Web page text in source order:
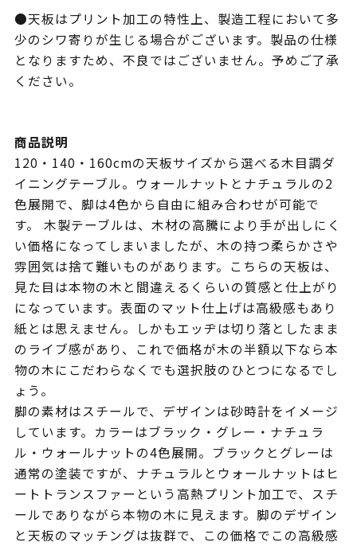
●天板はプリント加工の特性上、製造工程において多
少のシワ寄りが生じる場合がございます。製品の仕様
となりますため、不良ではございません。予めご了承
ください。
商品説明
120・140・160cmの天板サイズから選べる木目調ダ
イニングテーブル。ウォールナットとナチュラルの2
色展開で、脚は4色から自由に組み合わせが可能で
す。 木製テーブルは、木材の高騰により手が出しにく
い価格になってしまいましたが、木の持つ柔らかさや
雰囲気は捨て難いものがあります。こちらの天板は、
見た目は本物の木と間違えるくらいの質感と仕上がり
になっています。表面のマット仕上げは高級感もあり
紙とは思えません。しかもエッヂは切り落としたまま
のライブ感があり、これで価格が木の半額以下なら本
物の木にこだわらなくでも選択肢のひとつになるでし
ょう。
脚の素材はスチールで、デザインは砂時計をイメージ
しています。カラーはブラック・グレー・ナチュラ
ル・ウォールナットの4色展開。ブラックとグレーは
通常の塗装ですが、ナチュラルとウォールナットはヒ
ートトランスファーという高熱プリント加工で、スチ
ールでありながら本物の木に見えます。脚のデザイン
と天板のマッチングは抜群で、この価格でこの高級感